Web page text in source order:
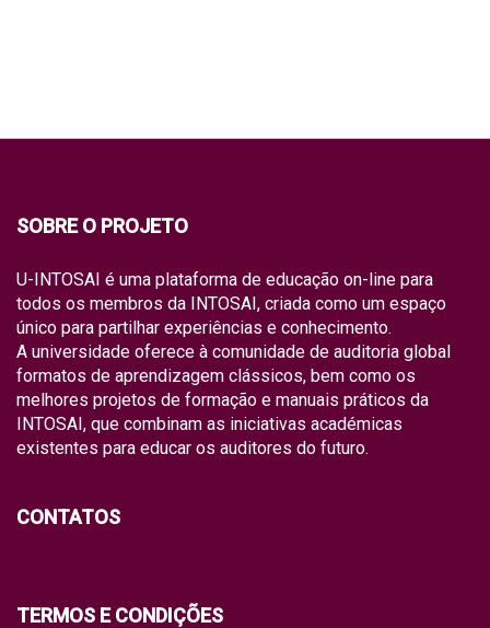
SOBRE O PROJETO
U-INTOSAI é uma plataforma de educação on-line para
todos os membros da INTOSAI, criada como um espaço
único para partilhar experiências e conhecimento.
A universidade oferece à comunidade de auditoria global
formatos de aprendizagem clássicos, bem como os
melhores projetos de formação e manuais práticos da
INTOSAI, que combinam as iniciativas académicas
existentes para educar os auditores do futuro.
CONTATOS
TERMOS E CONDIÇÕES